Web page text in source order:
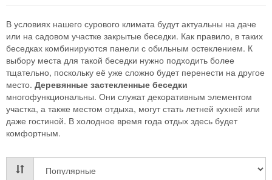
В условиях нашего сурового климата будут актуальны на даче
или на садовом участке закрытые беседки. Как правило, в таких
беседках комбинируются панели с обильным остеклением. К
выбору места для такой беседки нужно подходить более
тщательно, поскольку её уже сложно будет перенести на другое
место. Деревянные застекленные беседки
многофункциональны. Они служат декоративным элементом
участка, а также местом отдыха, могут стать летней кухней или
даже гостиной. В холодное время года отдых здесь будет
комфортным.